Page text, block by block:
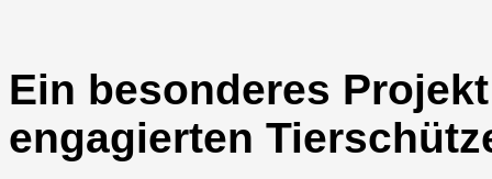
Ein besonderes
engagierten